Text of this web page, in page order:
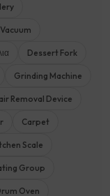
Dessert Fork
Grinding Machine
Removal Device
Carpet
Scale
Group
Oven